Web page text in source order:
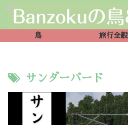
鳥 旅行全般
サンダーバード